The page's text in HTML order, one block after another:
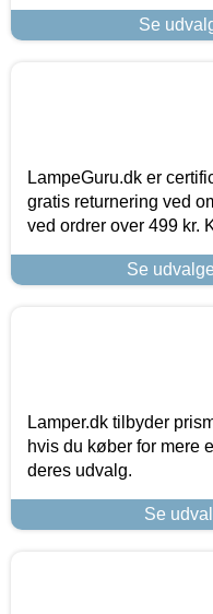
Se
LampeGuru.dk er
gratis returnering ved
ved ordrer over 499 kr.
Se
Lamper.dk tilbyder
hvis du køber for mere
deres udvalg.
Se